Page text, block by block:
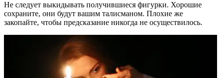
Не следует выкидывать получившиеся фигурки. Хорошие
сохраните, они будут вашим талисманом. Плохие же
закопайте, чтобы предсказание никогда не осуществилось.